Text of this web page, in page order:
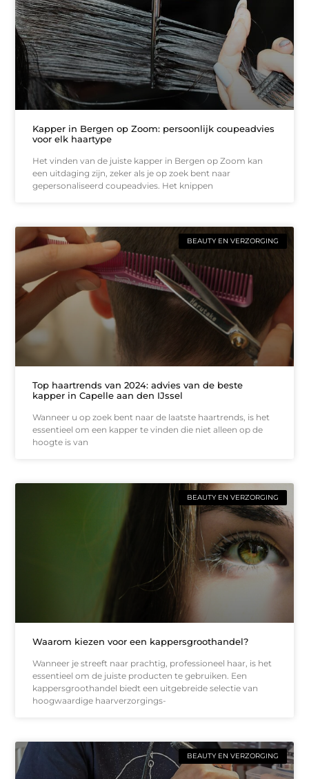
Kapper in Bergen op Zoom: persoonlijk coupeadvies
voor elk haartype
Het vinden van de juiste kapper in Bergen op Zoom kan
een uitdaging zijn, zeker als je op zoek bent naar
gepersonaliseerd coupeadvies. Het knippen
BEAUTY EN VERZORGING
Top haartrends van 2024: advies van de beste
kapper in Capelle aan den IJssel
Wanneer u op zoek bent naar de laatste haartrends, is het
essentieel om een kapper te vinden die niet alleen op de
hoogte is van
BEAUTY EN VERZORGING
Waarom kiezen voor een kappersgroothandel?
Wanneer je streeft naar prachtig, professioneel haar, is het
essentieel om de juiste producten te gebruiken. Een
kappersgroothandel biedt een uitgebreide selectie van
hoogwaardige haarverzorgings-
BEAUTY EN VERZORGING